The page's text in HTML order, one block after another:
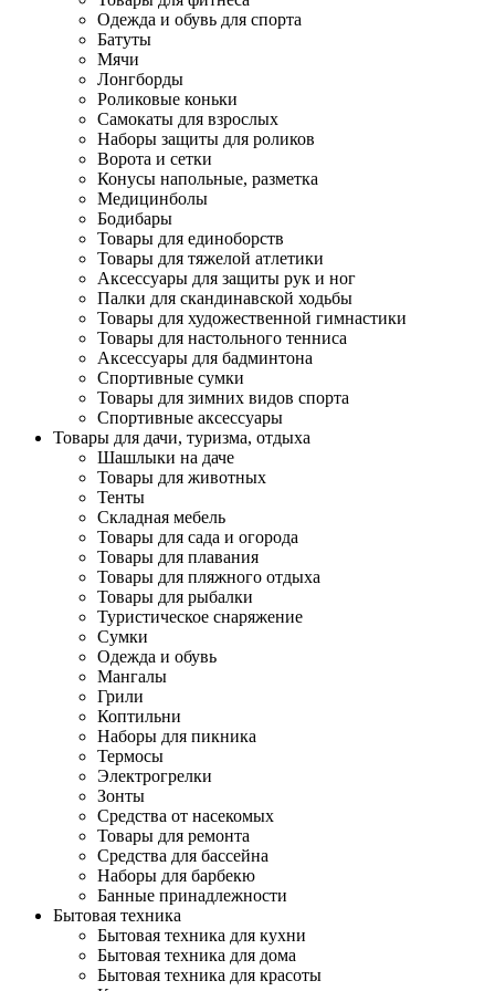
Одежда и обувь для спорта
Батуты
Мячи
Лонгборды
Роликовые коньки
Самокаты для взрослых
Наборы защиты для роликов
Ворота и сетки
Конусы напольные, разметка
Медицинболы
Бодибары
Товары для единоборств
Товары для тяжелой атлетики
Аксессуары для защиты рук и ног
Палки для скандинавской ходьбы
Товары для художественной гимнастики
Товары для настольного тенниса
Аксессуары для бадминтона
Спортивные сумки
Товары для зимних видов спорта
Спортивные аксессуары
Товары для дачи, туризма, отдыха
Шашлыки на даче
Товары для животных
Тенты
Складная мебель
Товары для сада и огорода
Товары для плавания
Товары для пляжного отдыха
Товары для рыбалки
Туристическое снаряжение
Сумки
Одежда и обувь
Мангалы
Грили
Коптильни
Наборы для пикника
Термосы
Электрогрелки
Зонты
Средства от насекомых
Товары для ремонта
Средства для бассейна
Наборы для барбекю
Банные принадлежности
Бытовая техника
Бытовая техника для кухни
Бытовая техника для дома
Бытовая техника для красоты